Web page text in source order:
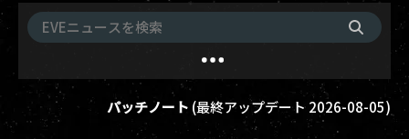
パッチノート (最終アップデート2026-08-05)